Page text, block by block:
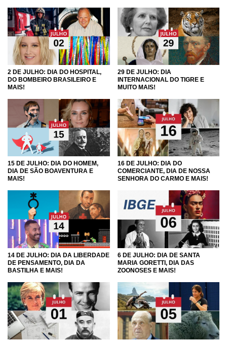
2 DE JULHO: DIA DO HOSPITAL,
DO BOMBEIRO BRASILEIRO E
MAIS!
29 DE JULHO: DIA
INTERNACIONAL DO TIGRE E
MUITO MAIS!
15 DE JULHO: DIA DO HOMEM,
DIA DE SÃO BOAVENTURA E
MAIS!
16 DE JULHO: DIA DO
COMERCIANTE, DIA DE NOSSA
SENHORA DO CARMO E MAIS!
14 DE JULHO: DIA DA LIBERDADE
DE PENSAMENTO, DIA DA
BASTILHA E MAIS!
6 DE JULHO: DIA DE SANTA
MARIA GORETTI, DIA DAS
ZOONOSES E MAIS!